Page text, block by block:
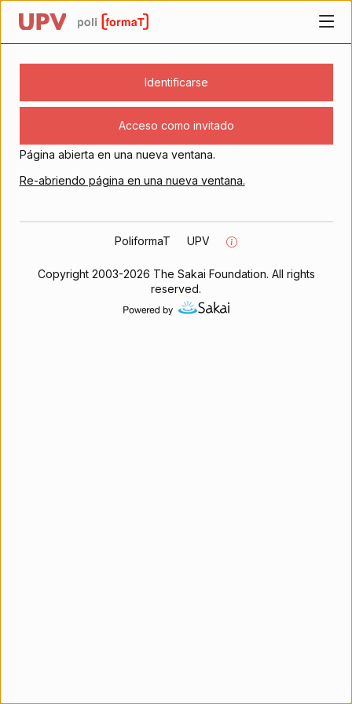
UPV Página personal
Identificarse
Acceso como invitado
Los contenidos empiezan aquí
Página abierta en una nueva ventana.
Re-abriendo página en una nueva ventana.
PoliformaT UPV
Copyright 2003-2026 The Sakai Foundation. All rights
reserved.